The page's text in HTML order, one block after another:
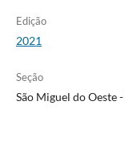
Edição
2021
Seção
São Miguel do Oeste